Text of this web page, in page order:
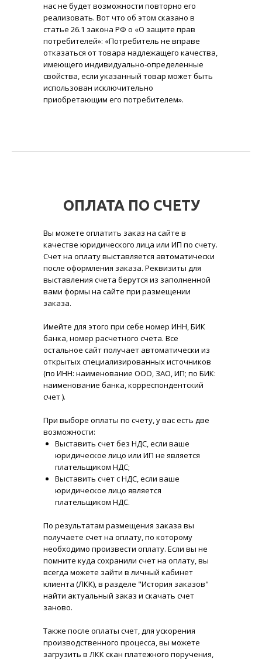
нас не будет возможности повторно его
реализовать. Вот что об этом сказано в
статье 26.1 закона РФ о «О защите прав
потребителей»: «Потребитель не вправе
отказаться от товара надлежащего качества,
имеющего индивидуально-определенные
свойства, если указанный товар может быть
использован исключительно
приобретающим его потребителем».
ОПЛАТА ПО СЧЕТУ
Вы можете оплатить заказ на сайте в
качестве юридического лица или ИП по счету.
Счет на оплату выставляется автоматически
после оформления заказа. Реквизиты для
выставления счета берутся из заполненной
вами формы на сайте при размещении
заказа.
Имейте для этого при себе номер ИНН, БИК
банка, номер расчетного счета. Все
остальное сайт получает автоматически из
открытых специализированных источников
(по ИНН: наименование ООО, ЗАО, ИП; по БИК:
наименование банка, корреспондентский
счет ).
При выборе оплаты по счету, у вас есть две
возможности:
Выставить счет без НДС, если ваше
юридическое лицо или ИП не является
плательщиком НДС;
Выставить счет с НДС, если ваше
юридическое лицо является
плательщиком НДС.
По результатам размещения заказа вы
получаете счет на оплату, по которому
необходимо произвести оплату. Если вы не
помните куда сохранили счет на оплату, вы
всегда можете зайти в личный кабинет
клиента (ЛКК), в разделе "История заказов"
найти актуальный заказ и скачать счет
заново.
Также после оплаты счет, для ускорения
производственного процесса, вы можете
загрузить в ЛКК скан платежного поручения,